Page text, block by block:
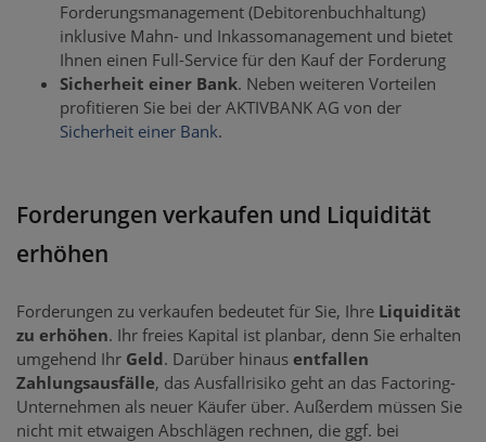
Forderungsmanagement (Debitorenbuchhaltung)
inklusive Mahn- und Inkassomanagement und bietet
Ihnen einen Full-Service für den Kauf der Forderung
Sicherheit einer Bank. Neben weiteren Vorteilen
profitieren Sie bei der AKTIVBANK AG von der
Sicherheit einer Bank.
Forderungen verkaufen und Liquidität
erhöhen
Forderungen zu verkaufen bedeutet für Sie, Ihre Liquidität
zu erhöhen. Ihr freies Kapital ist planbar, denn Sie erhalten
umgehend Ihr Geld. Darüber hinaus entfallen
Zahlungsausfälle, das Ausfallrisiko geht an das Factoring-
Unternehmen als neuer Käufer über. Außerdem müssen Sie
nicht mit etwaigen Abschlägen rechnen, die ggf. bei